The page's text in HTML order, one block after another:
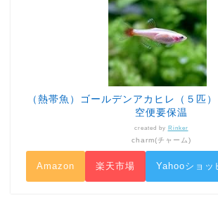
（熱帯魚）ゴールデンアカヒレ（５匹
空便要保温
created by Rinker
charm(チャーム)
Amazon 楽天市場 Yahooショッ